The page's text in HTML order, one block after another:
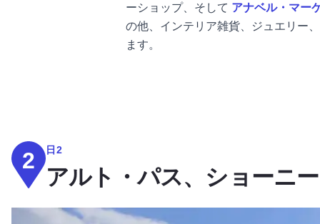
ーショップ、そして アナベル・マー
の他 、インテリア雑貨、ジュエリー
ます。
2 日2
アルト・パス、ショーニ